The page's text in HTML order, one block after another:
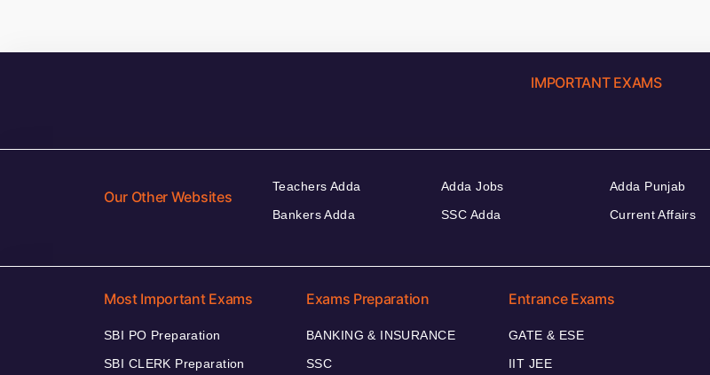
IMPORTANT EXAMS
Our Other Websites
Teachers Adda
Bankers Adda
Adda Jobs
SSC Adda
Adda Punjab
Current Affairs
Most Important Exams
SBI PO Preparation
SBI CLERK Preparation
Exams Preparation
BANKING & INSURANCE
SSC
Entrance Exams
GATE & ESE
IIT JEE